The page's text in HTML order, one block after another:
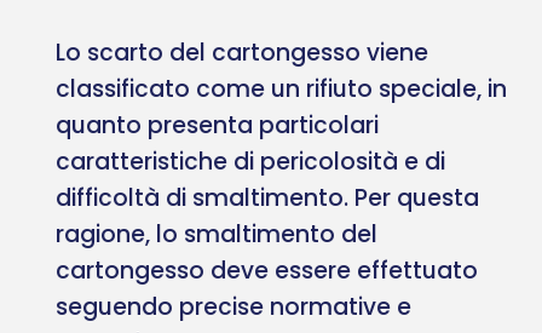
Lo scarto del cartongesso viene
classificato come un rifiuto speciale, in
quanto presenta particolari
caratteristiche di pericolosità e di
difficoltà di smaltimento. Per questa
ragione, lo smaltimento del
cartongesso deve essere effettuato
seguendo precise normative e